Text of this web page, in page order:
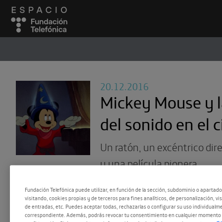
20.12.2016
Mickey Mouse y
del sonido en el
Un ratón, un excéntrico
y una película pionera
Fundación Telefónica puede utilizar, en función de la sección, subdominio o
visitando, cookies propias y de terceros para fines analíticos, de personalización,
de entradas, etc. Puedes aceptar todas, rechazarlas o configurar su uso
correspondiente. Además, podrás revocar tu consentimiento en cualquier momento